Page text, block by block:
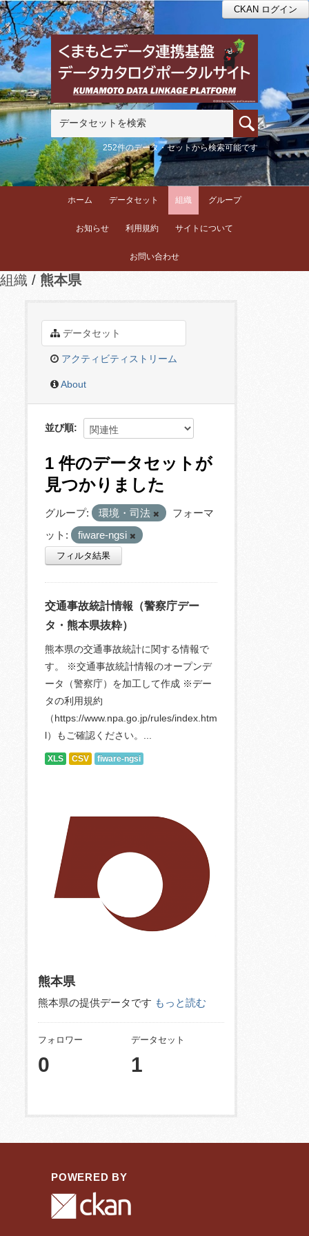
CKAN ログイン
252件のデータ・セットから検索可能です
ホーム データセット 組織 グループ
お知らせ 利用規約 サイトについて
お問い合わせ
組織 熊本県
データセット
アクティビティストリーム
About
並び順
1 件のデータセットが
見つかりました
グループ: 環境・司法
フォーマ
ット:
fiware-ngsi
フィルタ結果
交通事故統計情報（警察庁デー
タ・熊本県抜粋）
熊本県の交通事故統計に関する情報で
す。 ※交通事故統計情報のオープンデ
ータ（警察庁）を加工して作成 ※デー
タの利用規約
（https://www.npa.go.jp/rules/index.htm
l）もご確認ください。...
XLS CSV fiware-ngsi
熊本県
熊本県の提供データです もっと読む
フォロワー
0
データセット
1
POWERED BY